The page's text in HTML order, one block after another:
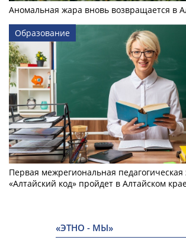
Аномальная жара вновь возвращается в
Образование
Первая межрегиональная педагогическая
«Алтайский код» пройдет в Алтайском
«ЭТНО - МЫ»